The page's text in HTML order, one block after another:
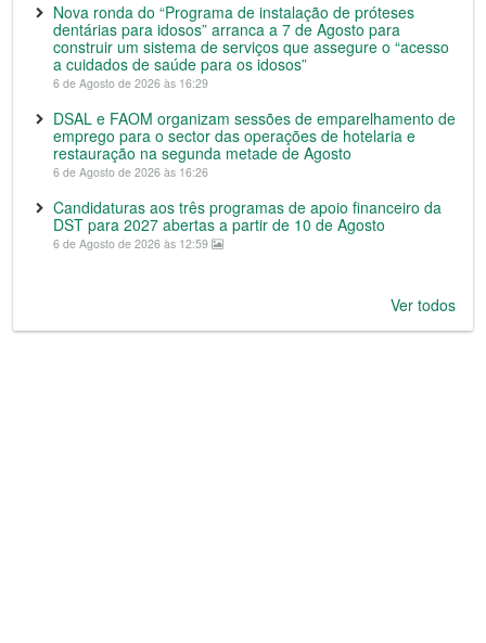
Nova ronda do “Programa de instalação de próteses
dentárias para idosos” arranca a 7 de Agosto para
construir um sistema de serviços que assegure o “acesso
a cuidados de saúde para os idosos”
6 de Agosto de 2026 às 16:29
DSAL e FAOM organizam sessões de emparelhamento de
emprego para o sector das operações de hotelaria e
restauração na segunda metade de Agosto
6 de Agosto de 2026 às 16:26
Candidaturas aos três programas de apoio financeiro da
DST para 2027 abertas a partir de 10 de Agosto
6 de Agosto de 2026 às 12:59
Ver todos